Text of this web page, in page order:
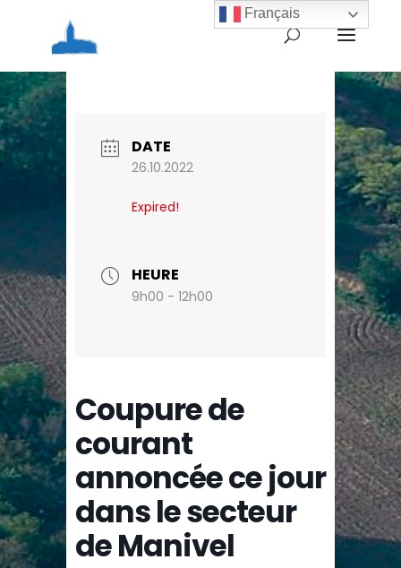
Coupure de courant
annoncée ce jour dans le secteur de Manivel
DATE
26.10.2022
Expired!
HEURE
9h00 - 12h00
Coupure de
courant
annoncée ce jour
dans le secteur
de Manivel
Français